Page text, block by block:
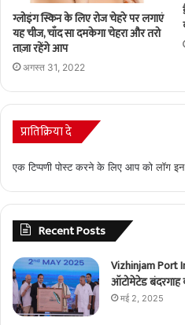
ग्लोइंग स्किन के लिए रोज चेहरे पर लगाएं
यह चीज, चाँद सा दमकेगा चेहरा और तरो
ताज़ा रहेंगे आप
अगस्त 31, 2022
प्रातिक्रिया दे
एक टिप्पणी पोस्ट करने के लिए आप कोलॉग इन
Recent Posts
Vizhinjam Port
ऑटोमेटेड बंदरगाह
मई 2, 2025